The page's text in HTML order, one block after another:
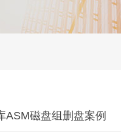
ASM磁盘组删盘案例